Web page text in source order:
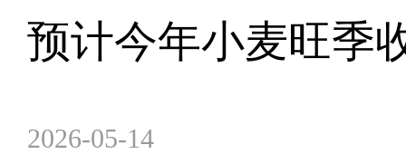
预计今年小麦旺季
2026-05-14